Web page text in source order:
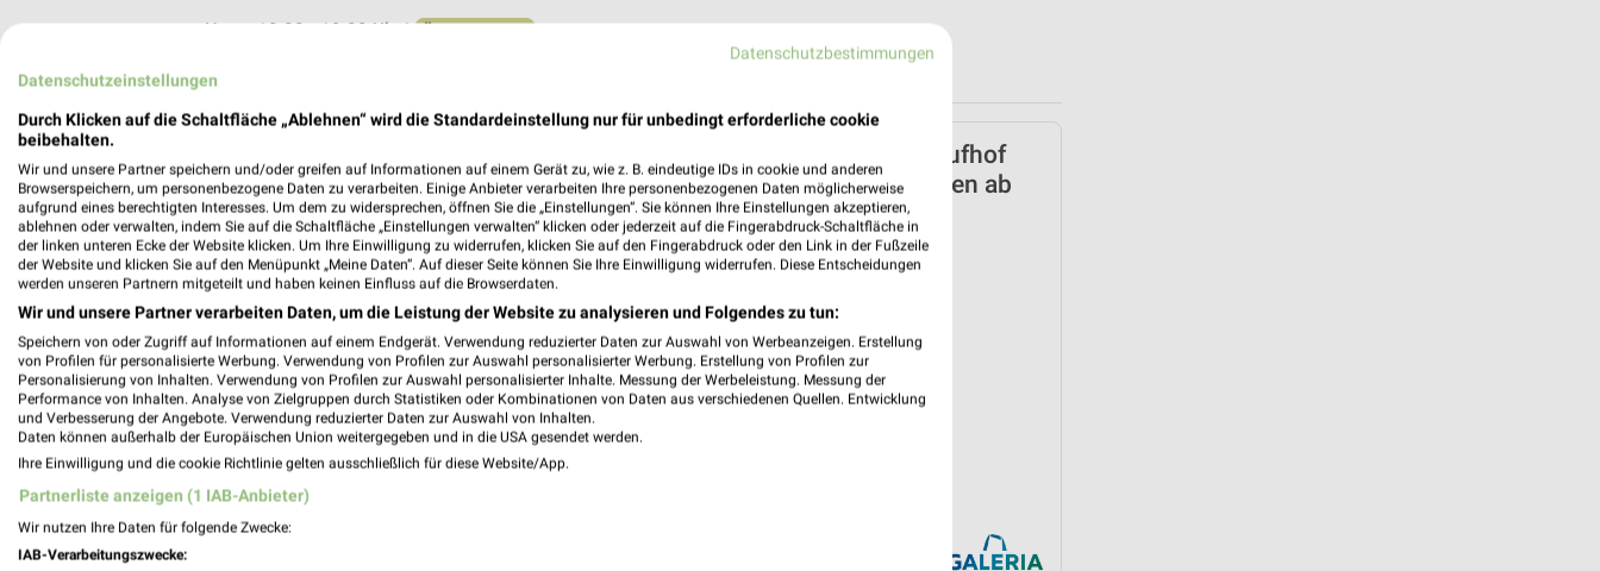
Heute 10:00 - 19:00 Uhr | Öffnet in 5 Min.
❯
GALERIA Karstadt Kaufhof
Prospekt für Euskirchen ab
Mo. den 06.07.
Back to School
📅 Kalendereintrag erstellen
PROSPEKT BLÄTTERN
Datenschutzbestimmungen
Datenschutzeinstellungen
Durch Klicken auf die Schaltfläche „Ablehnen“ wird die Standardeinstellung nur für unbedingt erforderliche cookie
beibehalten.
Wir und unsere Partner speichern und/oder greifen auf Informationen auf einem Gerät zu, wie z. B. eindeutige IDs in cookie und anderen
Browserspeichern, um personenbezogene Daten zu verarbeiten. Einige Anbieter verarbeiten Ihre personenbezogenen Daten möglicherweise
aufgrund eines berechtigten Interesses. Um dem zu widersprechen, öffnen Sie die „Einstellungen“. Sie können Ihre Einstellungen akzeptieren,
ablehnen oder verwalten, indem Sie auf die Schaltfläche „Einstellungen verwalten“ klicken oder jederzeit auf die Fingerabdruck-Schaltfläche in
der linken unteren Ecke der Website klicken. Um Ihre Einwilligung zu widerrufen, klicken Sie auf den Fingerabdruck oder den Link in der Fußzeile
der Website und klicken Sie auf den Menüpunkt „Meine Daten“. Auf dieser Seite können Sie Ihre Einwilligung widerrufen. Diese Entscheidungen
werden unseren Partnern mitgeteilt und haben keinen Einfluss auf die Browserdaten.
Wir und unsere Partner verarbeiten Daten, um die Leistung der Website zu analysieren und Folgendes zu tun:
Speichern von oder Zugriff auf Informationen auf einem Endgerät. Verwendung reduzierter Daten zur Auswahl von Werbeanzeigen. Erstellung
von Profilen für personalisierte Werbung. Verwendung von Profilen zur Auswahl personalisierter Werbung. Erstellung von Profilen zur
Personalisierung von Inhalten. Verwendung von Profilen zur Auswahl personalisierter Inhalte. Messung der Werbeleistung. Messung der
Performance von Inhalten. Analyse von Zielgruppen durch Statistiken oder Kombinationen von Daten aus verschiedenen Quellen. Entwicklung
und Verbesserung der Angebote. Verwendung reduzierter Daten zur Auswahl von Inhalten.
Daten können außerhalb der Europäischen Union weitergegeben und in die USA gesendet werden.
Ihre Einwilligung und die cookie Richtlinie gelten ausschließlich für diese Website/App.
Partnerliste anzeigen (1 IAB-Anbieter)
Wir nutzen Ihre Daten für folgende Zwecke:
IAB-Verarbeitungszwecke: